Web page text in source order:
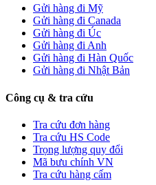
Gửi hàng đi Mỹ
Gửi hàng đi Canada
Gửi hàng đi Úc
Gửi hàng đi Anh
Gửi hàng đi Hàn Quốc
Gửi hàng đi Nhật Bản
Công cụ & tra cứu
Tra cứu đơn hàng
Tra cứu HS Code
Trọng lượng quy đổi
Mã bưu chính VN
Tra cứu hàng cấm